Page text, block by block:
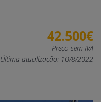
42.500€
Preço sem IVA
Última atualização: 10/8/2022